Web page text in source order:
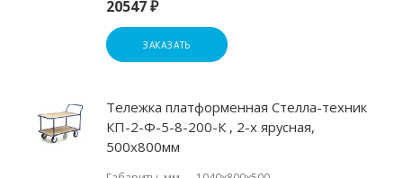
20547 ₽
ЗАКАЗАТЬ
Тележка платформенная Стелла-техник
КП-2-Ф-5-8-200-К , 2-х ярусная,
500х800мм